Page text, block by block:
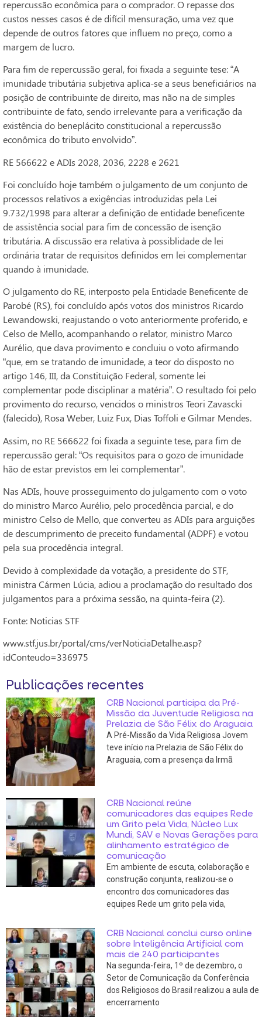
repercussão econômica para o comprador. O repasse dos
custos nesses casos é de difícil mensuração, uma vez que
depende de outros fatores que influem no preço, como a
margem de lucro.
Para fim de repercussão geral, foi fixada a seguinte tese: “A
imunidade tributária subjetiva aplica-se a seus beneficiários na
posição de contribuinte de direito, mas não na de simples
contribuinte de fato, sendo irrelevante para a verificação da
existência do beneplácito constitucional a repercussão
econômica do tributo envolvido”.
RE 566622 e ADIs 2028, 2036, 2228 e 2621
Foi concluído hoje também o julgamento de um conjunto de
processos relativos a exigências introduzidas pela Lei
9.732/1998 para alterar a definição de entidade beneficente
de assistência social para fim de concessão de isenção
tributária. A discussão era relativa à possiblidade de lei
ordinária tratar de requisitos definidos em lei complementar
quando à imunidade.
O julgamento do RE, interposto pela Entidade Beneficente de
Parobé (RS), foi concluído após votos dos ministros Ricardo
Lewandowski, reajustando o voto anteriormente proferido, e
Celso de Mello, acompanhando o relator, ministro Marco
Aurélio, que dava provimento e concluiu o voto afirmando
“que, em se tratando de imunidade, a teor do disposto no
artigo 146, III, da Constituição Federal, somente lei
complementar pode disciplinar a matéria”. O resultado foi pelo
provimento do recurso, vencidos o ministros Teori Zavascki
(falecido), Rosa Weber, Luiz Fux, Dias Toffoli e Gilmar Mendes.
Assim, no RE 566622 foi fixada a seguinte tese, para fim de
repercussão geral: “Os requisitos para o gozo de imunidade
hão de estar previstos em lei complementar”.
Nas ADIs, houve prosseguimento do julgamento com o voto
do ministro Marco Aurélio, pelo procedência parcial, e do
ministro Celso de Mello, que converteu as ADIs para arguições
de descumprimento de preceito fundamental (ADPF) e votou
pela sua procedência integral.
Devido à complexidade da votação, a presidente do STF,
ministra Cármen Lúcia, adiou a proclamação do resultado dos
julgamentos para a próxima sessão, na quinta-feira (2).
Fonte: Noticias STF
www.stf.jus.br/portal/cms/verNoticiaDetalhe.asp?
idConteudo=336975
Publicações recentes
CRB Nacional participa da Pré-
Missão da Juventude Religiosa na
Prelazia de São Félix do Araguaia
A Pré-Missão da Vida Religiosa Jovem
teve início na Prelazia de São Félix do
Araguaia, com a presença da Irmã
CRB Nacional reúne
comunicadores das equipes Rede
um Grito pela Vida, Núcleo Lux
Mundi, SAV e Novas Gerações para
alinhamento estratégico de
comunicação
Em ambiente de escuta, colaboração e
construção conjunta, realizou-se o
encontro dos comunicadores das
equipes Rede um grito pela vida,
CRB Nacional conclui curso online
sobre Inteligência Artificial com
mais de 240 participantes
Na segunda-feira, 1º de dezembro, o
Setor de Comunicação da Conferência
dos Religiosos do Brasil realizou a aula de
encerramento